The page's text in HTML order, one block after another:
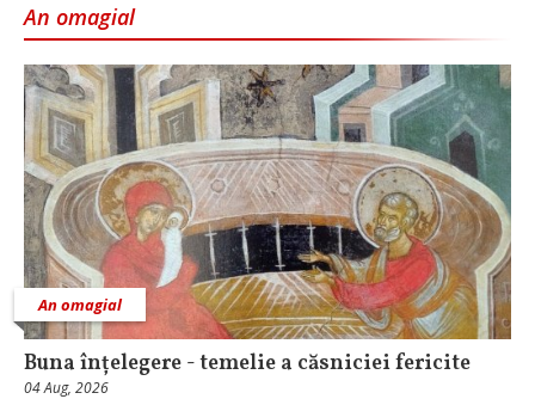
An omagial
An omagial
Buna înțelegere - temelie a căsniciei fericite
04 Aug, 2026